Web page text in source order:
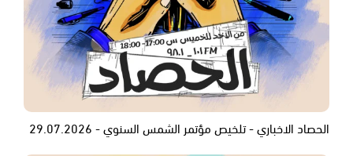
الحصاد الاخباري - تلخيص مؤتمر الشمس السنوي - 29.07.2026